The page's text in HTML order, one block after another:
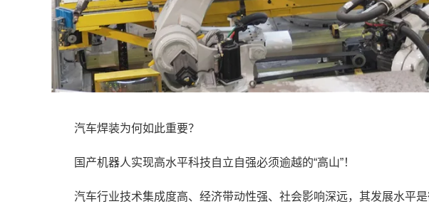
汽车焊装为何如此重要？
国产机器人实现高水平科技自立自强必须逾越的“高山”！
汽车行业技术集成度高‌、经济带动性强、社会影响深远，其发展水平是